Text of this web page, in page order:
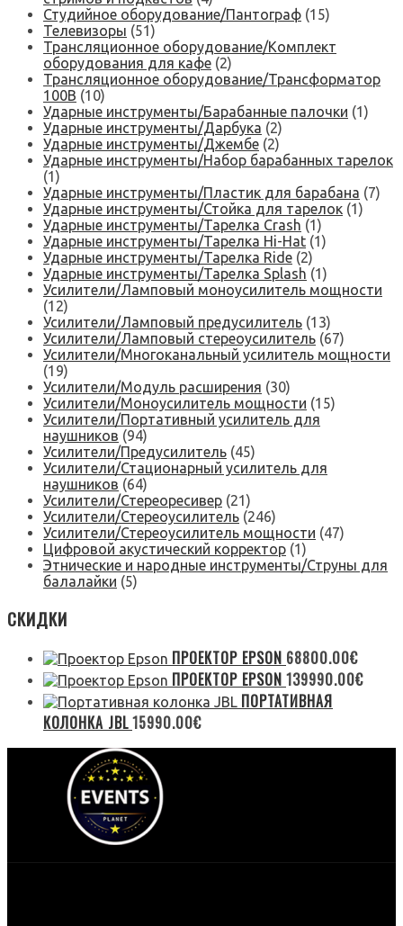
Студийное оборудование/Пантограф (15)
Телевизоры (51)
Трансляционное оборудование/Комплект
оборудования для кафе (2)
Трансляционное оборудование/Трансформатор
100В (10)
Ударные инструменты/Барабанные палочки (1)
Ударные инструменты/Дарбука (2)
Ударные инструменты/Джембе (2)
Ударные инструменты/Набор барабанных тарелок
(1)
Ударные инструменты/Пластик для барабана (7)
Ударные инструменты/Стойка для тарелок (1)
Ударные инструменты/Тарелка Crash (1)
Ударные инструменты/Тарелка Hi-Hat (1)
Ударные инструменты/Тарелка Ride (2)
Ударные инструменты/Тарелка Splash (1)
Усилители/Ламповый моноусилитель мощности
(12)
Усилители/Ламповый предусилитель (13)
Усилители/Ламповый стереоусилитель (67)
Усилители/Многоканальный усилитель мощности
(19)
Усилители/Модуль расширения (30)
Усилители/Моноусилитель мощности (15)
Усилители/Портативный усилитель для
наушников (94)
Усилители/Предусилитель (45)
Усилители/Стационарный усилитель для
наушников (64)
Усилители/Стереоресивер (21)
Усилители/Стереоусилитель (246)
Усилители/Стереоусилитель мощности (47)
Цифровой акустический корректор (1)
Этнические и народные инструменты/Струны для
балалайки (5)
СКИДКИ
ПРОЕКТОР EPSON 68800.00€
ПРОЕКТОР EPSON 139990.00€
ПОРТАТИВНАЯ
КОЛОНКА JBL15990.00€